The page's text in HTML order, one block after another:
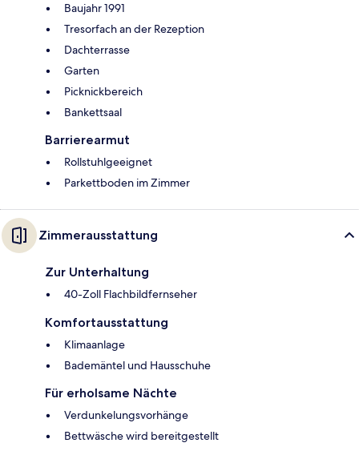
Baujahr 1991
Tresorfach an der Rezeption
Dachterrasse
Garten
Picknickbereich
Bankettsaal
Barrierearmut
Rollstuhlgeeignet
Parkettboden im Zimmer
Zimmerausstattung
Zur Unterhaltung
40-Zoll Flachbildfernseher
Komfortausstattung
Klimaanlage
Bademäntel und Hausschuhe
Für erholsame Nächte
Verdunkelungsvorhänge
Bettwäsche wird bereitgestellt